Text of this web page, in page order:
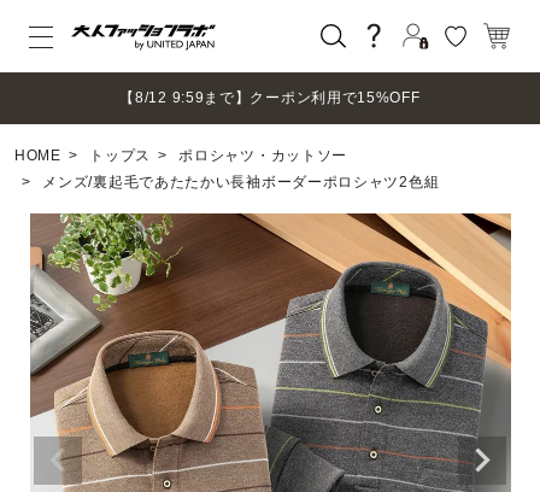
新規会員登録
【8/12 9:59まで】クーポン利用で15%OFF
HOME トップス
ポロシャツ・カットソー
メンズ/裏起毛であたたかい長袖ボーダーポロシャツ2色組